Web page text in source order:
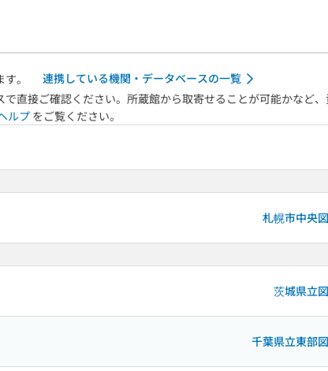
。
連携している機関・データベースの一覧
直接ご確認ください。所蔵館から取寄せることが可能かなど、
ルプ をご覧ください。
札幌市中央
茨城県立
千葉県立東部